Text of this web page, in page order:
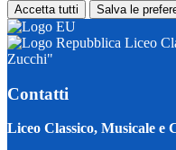
Accetta tutti Salva le
Liceo
Zucchi"
Contatti
Liceo Classico, Musicale